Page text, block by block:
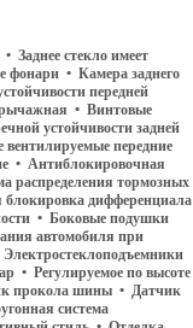
Заднее стекло имеет
фонари • Камера заднего
передней
• Винтовые
устойчивости задней
вентилируемые передние
• Антиблокировочная
распределения тормозных
дифференциала
• Боковые подушки
автомобиля при
• Регулируемое по высоте
прокола шины • Датчик
система